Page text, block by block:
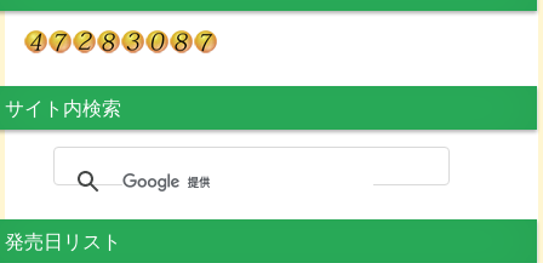
サイト内検索
発売日リスト